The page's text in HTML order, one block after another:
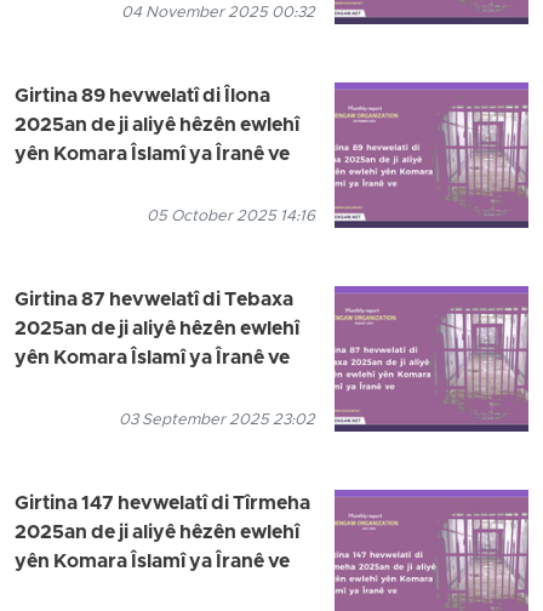
04 November 2025 00:32
Girtina 89 hevwelatî di Îlona
2025an de ji aliyê hêzên ewlehî
yên Komara Îslamî ya Îranê ve
05 October 2025 14:16
Girtina 87 hevwelatî di Tebaxa
2025an de ji aliyê hêzên ewlehî
yên Komara Îslamî ya Îranê ve
03 September 2025 23:02
Girtina 147 hevwelatî di Tîrmeha
2025an de ji aliyê hêzên ewlehî
yên Komara Îslamî ya Îranê ve